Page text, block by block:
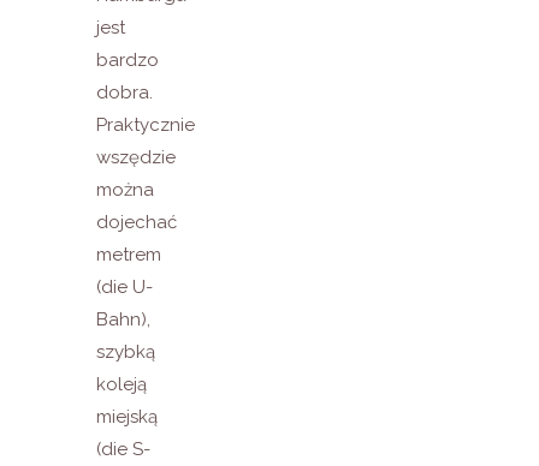
jest
bardzo
dobra.
Praktycznie
wszędzie
można
dojechać
metrem
(die U-
Bahn),
szybką
koleją
miejską
(die S-